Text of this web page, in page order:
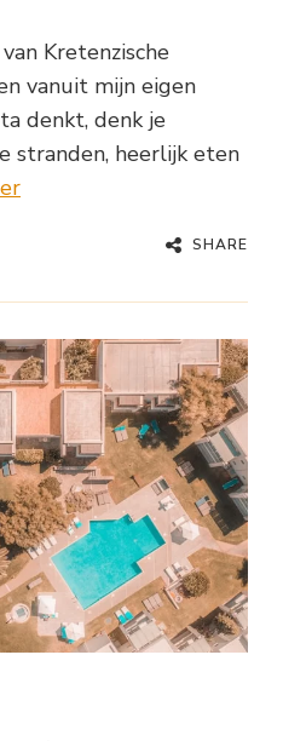
Kretenzische
vanuit mijn eigen
denkt, denk je
stranden, heerlijk eten
SHARE